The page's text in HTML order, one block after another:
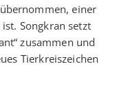
einer
Songkran setzt
zusammen und
Tierkreiszeichen